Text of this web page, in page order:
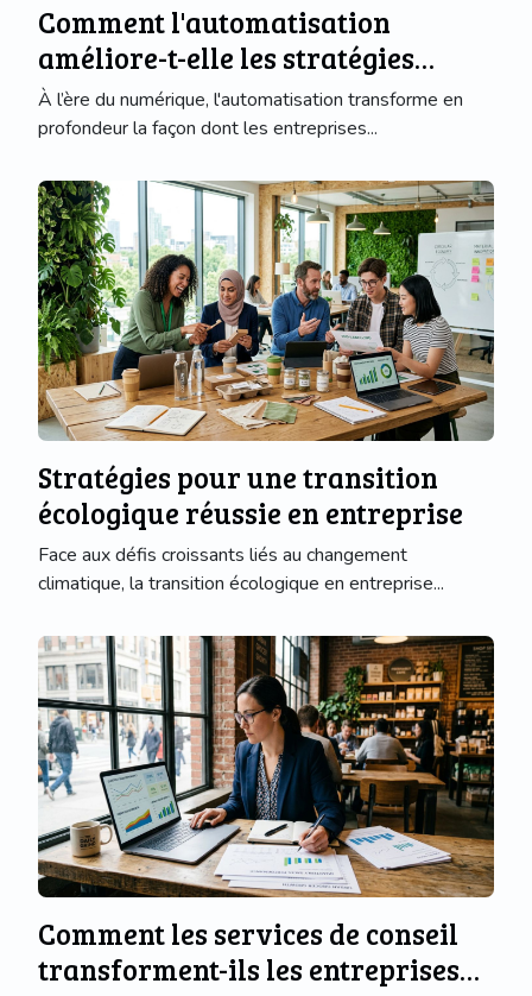
Comment l'automatisation
améliore-t-elle les stratégies
marketing ?
À l’ère du numérique, l'automatisation transforme en
profondeur la façon dont les entreprises...
Stratégies pour une transition
écologique réussie en entreprise
Face aux défis croissants liés au changement
climatique, la transition écologique en entreprise...
Comment les services de conseil
transforment-ils les entreprises